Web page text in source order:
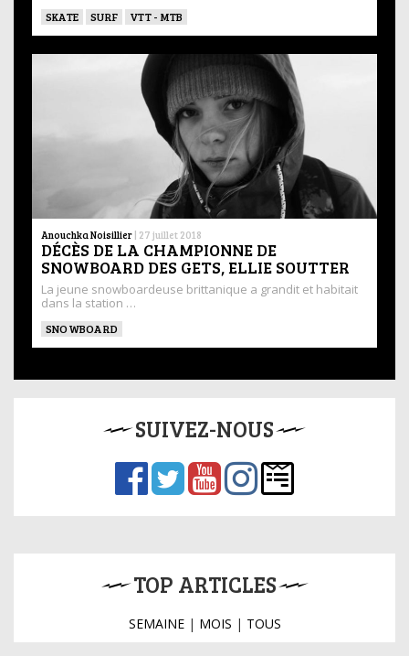
SKATE SURF VTT - MTB
Anouchka Noisillier | 27 juillet 2018
DÉCÈS DE LA CHAMPIONNE DE
SNOWBOARD DES GETS, ELLIE SOUTTER
La jeune snowboardeuse brittanique a grandit et habitait
dans la station …
SNOWBOARD
SUIVEZ-NOUS
TOP ARTICLES
SEMAINE| MOIS | TOUS